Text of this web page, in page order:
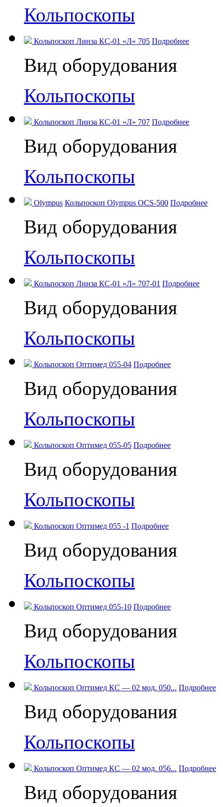
Кольпоскопы
Кольпоскоп Линза КС-01 «Л» 705 Подробнее
Вид оборудования
Кольпоскопы
Кольпоскоп Линза КС-01 «Л» 707 Подробнее
Вид оборудования
Кольпоскопы
Olympus Кольпоскоп Olympus OCS-500 Подробнее
Вид оборудования
Кольпоскопы
Кольпоскоп Линза КС-01 «Л» 707-01 Подробнее
Вид оборудования
Кольпоскопы
Кольпоскоп Оптимед 055-04 Подробнее
Вид оборудования
Кольпоскопы
Кольпоскоп Оптимед 055-05 Подробнее
Вид оборудования
Кольпоскопы
Кольпоскоп Оптимед 055 -1 Подробнее
Вид оборудования
Кольпоскопы
Кольпоскоп Оптимед 055-10 Подробнее
Вид оборудования
Кольпоскопы
Кольпоскоп Оптимед КС — 02 мод. 050... Подробнее
Вид оборудования
Кольпоскопы
Кольпоскоп Оптимед КС — 02 мод. 056... Подробнее
Вид оборудования